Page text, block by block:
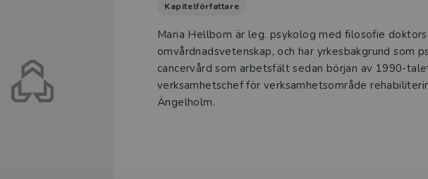
Kapitelförfattare
Maria Hellbom är leg. psykolog med filosofie
omvårdnadsvetenskap, och har yrkesbakgrund som
cancervård som arbetsfält sedan början av 1990-
verksamhetschef för verksamhetsområde
Ängelholm.